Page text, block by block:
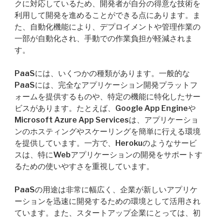
クに対応しているため、開発者が自分の得意な技術を
利用して開発を進めることができる点にあります。ま
た、自動化機能により、デプロイメントや管理作業の
一部が自動化され、手動での作業負担が軽減されま
す。
PaaSには、いくつかの種類があります。一般的な
PaaSには、完全なアプリケーション開発プラットフ
ォームを提供するものや、特定の機能に特化したサー
ビスがあります。たとえば、Google App Engineや
Microsoft Azure App Servicesは、アプリケーショ
ンのホスティングやスケーリングを簡単に行える環境
を提供しています。一方で、Herokuのようなサービ
スは、特にWebアプリケーションの開発をサポートす
るための使いやすさを重視しています。
PaaSの用途は非常に幅広く、企業が新しいアプリケ
ーションを迅速に開発するための環境として活用され
ています。また、スタートアップ企業にとっては、初